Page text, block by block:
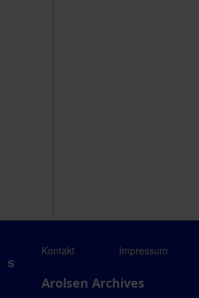
Kontakt Impressum
Arolsen Archives